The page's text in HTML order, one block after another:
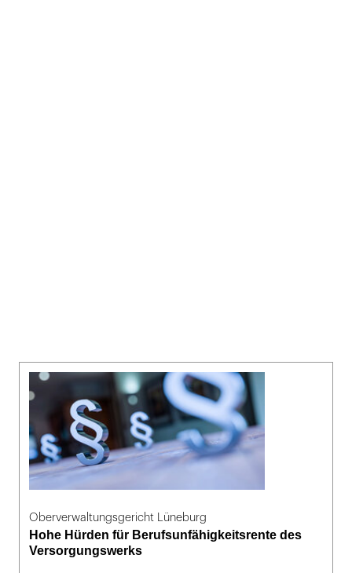
Oberverwaltungsgericht Lüneburg
Hohe Hürden für Berufsunfähigkeitsrente des
Versorgungswerks